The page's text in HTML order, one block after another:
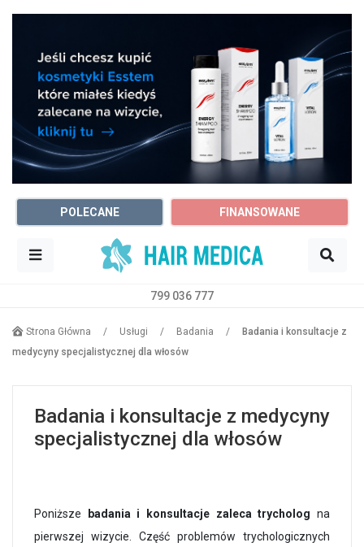
POLECANE FINANSOWANE
799 036 777
Strona Główna / Usługi / Badania /
Badania i konsultacje z
medycyny specjalistycznej dla włosów
Badania i konsultacje z medycyny
specjalistycznej dla włosów
Poniższe badania i konsultacje zaleca trycholog na
pierwszej wizycie. Część problemów trychologicznych